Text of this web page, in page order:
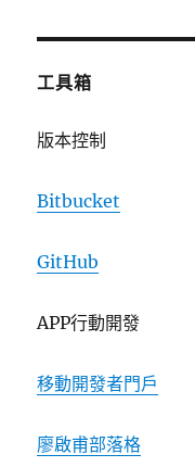
工具箱
版本控制
Bitbucket
GitHub
APP行動開發
移動開發者門戶
廖啟甫部落格